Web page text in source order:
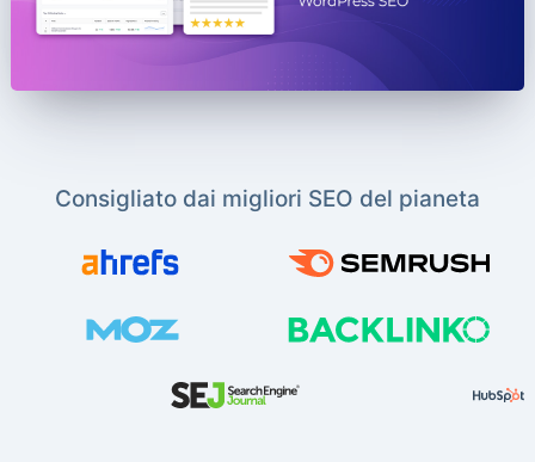
Consigliato dai migliori SEO del pianeta